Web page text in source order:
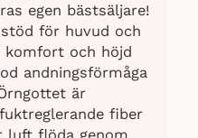
egen bästsäljare!
för huvud och
komfort och höjd
andningsförmåga
är
fiber